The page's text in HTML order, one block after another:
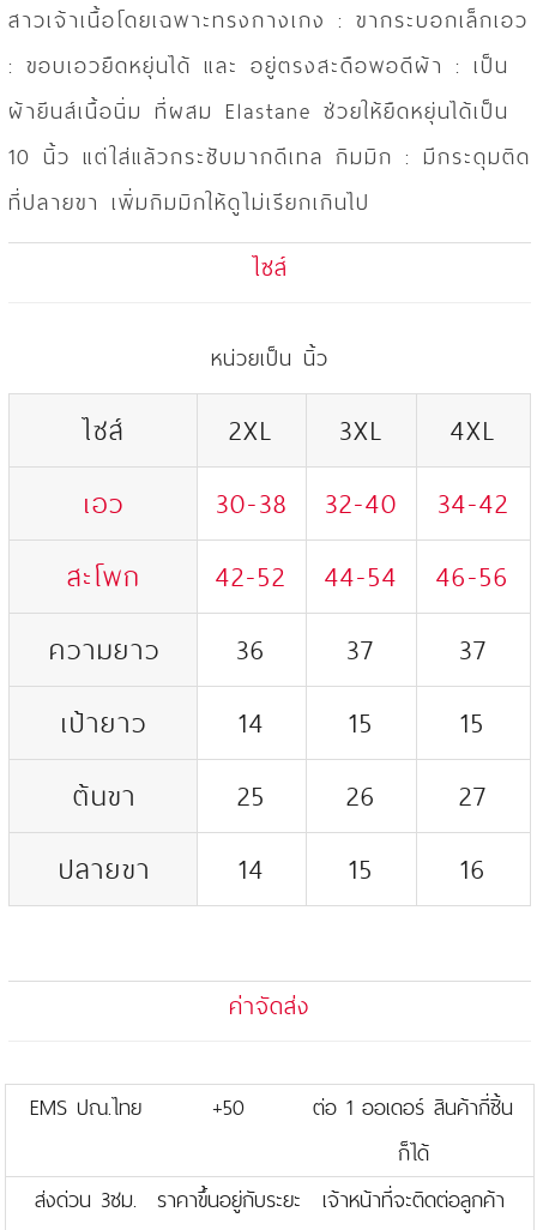
สาวเจ้าเนื้อโดยเฉพาะทรงกางเกง : ขากระบอกเล็กเอว
: ขอบเอวยืดหยุ่นได้ และ อยู่ตรงสะดือพอดีผ้า : เป็น
ผ้ายีนส์เนื้อนิ่ม ที่ผสม Elastane ช่วยให้ยืดหยุ่นได้เป็น
10 นิ้ว แต่ใส่แล้วกระชับมากดีเทล กิมมิก : มีกระดุมติด
ที่ปลายขา เพิ่มกิมมิกให้ดูไม่เรียกเกินไป
ไซส์
หน่วยเป็น นิ้ว
ไซส์ 2XL 3XL
4XL
เอว
30-38 32-40
34-42
สะโพก
42-52 44-54
46-56
ความยาว
36 37
37
เป้ายาว
14 15
15
ต้นขา
25 26
27
ปลายขา
14 15 16
ค่าจัดส่ง
EMS ปณ.ไทย +50
ต่อ 1 ออเดอร์ สินค้ากี่ชิ้น
ก็ได้
ส่งด่วน 3ชม.
ราคาขึ้นอยู่กับระยะ
เจ้าหน้าที่จะติดต่อลูกค้า